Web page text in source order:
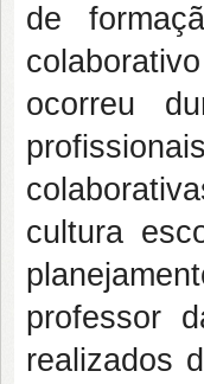
de
ocorreu
cultura
professor
realizados